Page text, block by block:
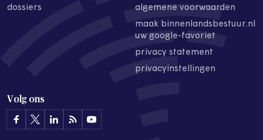
dossiers
algemene voorwaarden
maak binnenlandsbestuur.nl
uw google-favoriet
privacy statement
privacyinstellingen
Volg ons